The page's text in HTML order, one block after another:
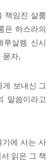
책임진 살룸
은 하스라의
살렘 신시
묻자,
게 보내신 그
말씀이라고
기에 사는 사
읽은 그 책